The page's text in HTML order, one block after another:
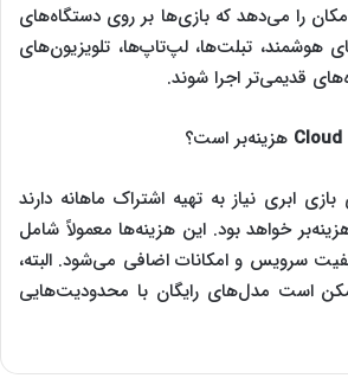
را می‌دهد که بازی‌ها بر روی دستگاه‌های
هوشمند، تبلت‌ها، لپ‌تاپ‌ها، تلویزیون‌های
قدیمی‌تر اجرا شوند.
هزینه‌بر است؟
ابری نیاز به تهیه اشتراک ماهانه دارند
خواهد بود. این هزینه‌ها معمولاً شامل
سرویس و امکانات اضافی می‌شود. البته،
است مدل‌های رایگان با محدودیت‌هایی